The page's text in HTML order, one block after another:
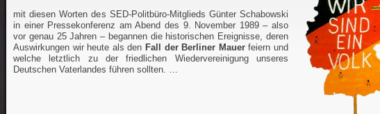
mit diesen Worten des SED-Politbüro-Mitglieds Günter Schabowski
in einer Pressekonferenz am Abend des 9. November 1989 – also
vor genau 25 Jahren – begannen die historischen Ereignisse, deren
Auswirkungen wir heute als den Fall der Berliner Mauerfeiern und
welche letztlich zu der friedlichen Wiedervereinigung unseres
Deutschen Vaterlandes führen sollten. …